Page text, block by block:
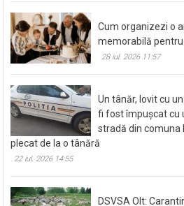
Cum organizezi o
memorabilă pentru
28 iul. 2026 11:57
Un tânăr, lovit cu
fi fost împușcat cu
stradă din comuna
plecat de la o tânără
22 iul. 2026 14:55
DSVSA Olt: